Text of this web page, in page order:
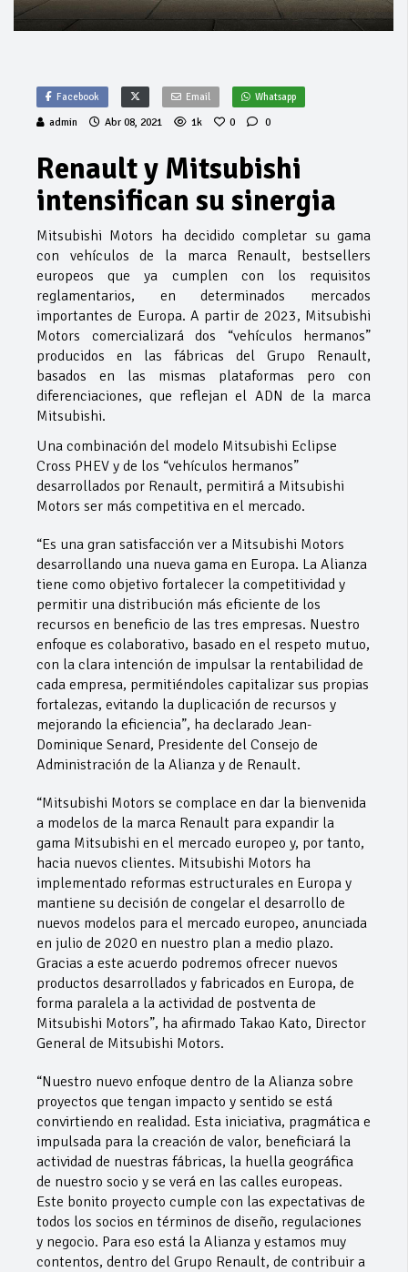
Facebook Email Whatsapp
admin Abr 08, 2021 1k 0 0
Renault y Mitsubishi
intensifican su sinergia
Mitsubishi Motors ha decidido completar su gama
con vehículos de la marca Renault, bestsellers
europeos que ya cumplen con los requisitos
reglamentarios, en determinados mercados
importantes de Europa. A partir de 2023, Mitsubishi
Motors comercializará dos “vehículos hermanos”
producidos en las fábricas del Grupo Renault,
basados ​​en las mismas plataformas pero con
diferenciaciones, que reflejan el ADN de la marca
Mitsubishi.
Una combinación del modelo Mitsubishi Eclipse
Cross PHEV y de los “vehículos hermanos”
desarrollados por Renault, permitirá a Mitsubishi
Motors ser más competitiva en el mercado.
“Es una gran satisfacción ver a Mitsubishi Motors
desarrollando una nueva gama en Europa. La Alianza
tiene como objetivo fortalecer la competitividad y
permitir una distribución más eficiente de los
recursos en beneficio de las tres empresas. Nuestro
enfoque es colaborativo, basado en el respeto mutuo,
con la clara intención de impulsar la rentabilidad de
cada empresa, permitiéndoles capitalizar sus propias
fortalezas, evitando la duplicación de recursos y
mejorando la eficiencia”, ha declarado Jean-
Dominique Senard, Presidente del Consejo de
Administración de la Alianza y de Renault.
“Mitsubishi Motors se complace en dar la bienvenida
a modelos de la marca Renault para expandir la
gama Mitsubishi en el mercado europeo y, por tanto,
hacia nuevos clientes. Mitsubishi Motors ha
implementado reformas estructurales en Europa y
mantiene su decisión de congelar el desarrollo de
nuevos modelos para el mercado europeo, anunciada
en julio de 2020 en nuestro plan a medio plazo.
Gracias a este acuerdo podremos ofrecer nuevos
productos desarrollados y fabricados en Europa, de
forma paralela a la actividad de postventa de
Mitsubishi Motors”, ha afirmado Takao Kato, Director
General de Mitsubishi Motors.
“Nuestro nuevo enfoque dentro de la Alianza sobre
proyectos que tengan impacto y sentido se está
convirtiendo en realidad. Esta iniciativa, pragmática e
impulsada para la creación de valor, beneficiará la
actividad de nuestras fábricas, la huella geográfica
de nuestro socio y se verá en las calles europeas.
Este bonito proyecto cumple con las expectativas de
todos los socios en términos de diseño, regulaciones
y negocio. Para eso está la Alianza y estamos muy
contentos, dentro del Grupo Renault, de contribuir a